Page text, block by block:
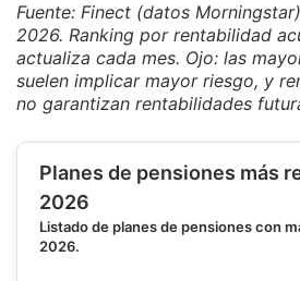
Fuente: Finect (datos
2026. Ranking por rentabilidad
actualiza cada mes. Ojo: las
suelen implicar mayor riesgo, y
no garantizan rentabilidades
Planes de pensiones más
2026
Listado de planes de pensiones con
2026.